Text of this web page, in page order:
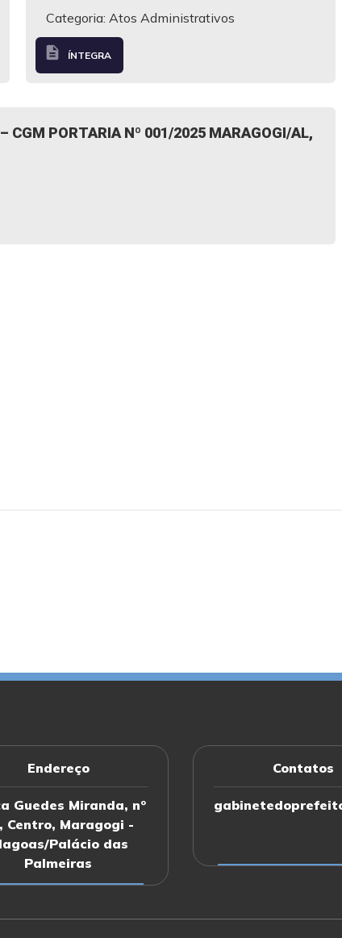
Categoria: Atos Administrativos
description ÍNTEGRA
CGM PORTARIA Nº 001/2025 MARAGOGI/AL,
Endereço
Guedes Miranda, nº
Centro, Maragogi -
Palácio das
Palmeiras
Contatos